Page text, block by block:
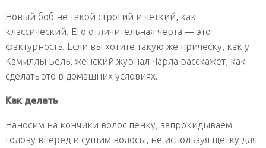
Новый боб не такой строгий и четкий, как
классический. Его отличительная черта — это
фактурность. Если вы хотите такую же прическу, как у
Камиллы Бель, женский журнал Чарла расскажет, как
сделать это в домашних условиях.
Как делать
Наносим на кончики волос пенку, запрокидываем
голову вперед и сушим волосы, не используя щетку для